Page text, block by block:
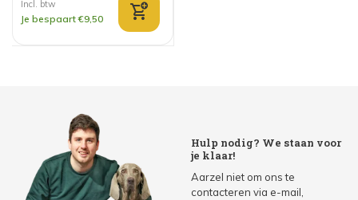
Incl. btw
Je bespaart €9,50
Hulp nodig? We staan voor
je klaar!
Aarzel niet om ons te
contacteren via e-mail,